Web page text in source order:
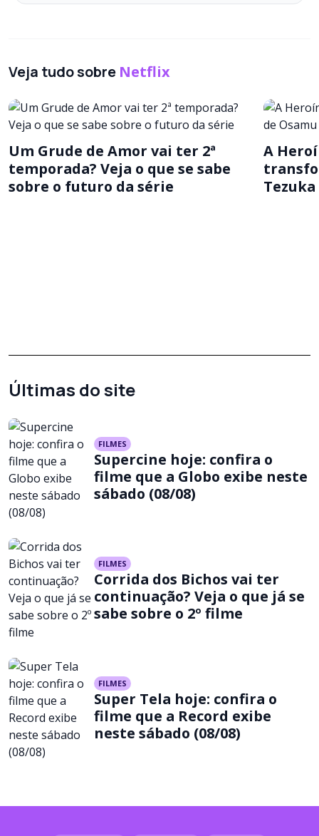
Veja tudo sobre Netflix
Um Grude de Amor vai ter 2ª
temporada? Veja o que se sabe
sobre o futuro da série
A
Últimas do site
FILMES
Supercine hoje: confira o
filme que a Globo exibe neste
sábado (08/08)
FILMES
Corrida dos Bichos vai ter
continuação? Veja o que já se
sabe sobre o 2º filme
FILMES
Super Tela hoje: confira o
filme que a Record exibe
neste sábado (08/08)